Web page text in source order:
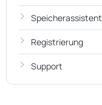
Speicherassistent
Registrierung
Support